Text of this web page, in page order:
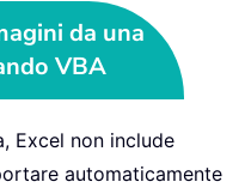
da una
VBA
Excel non include
automaticamente